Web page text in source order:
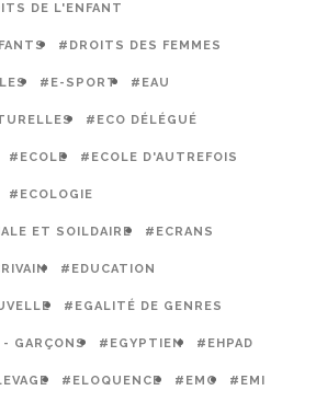
DE L'ENFANT
#DROITS DES FEMMES
#E-SPORT #EAU
#ECO DÉLÉGUÉ
#ECOLE #ECOLE D'AUTREFOIS
#ECOLOGIE
ET SOILDAIRE #ECRANS
#EDUCATION
#EGALITÉ DE GENRES
GARÇONS #EGYPTIEN #EHPAD
#ELOQUENCE #EMC #EMI